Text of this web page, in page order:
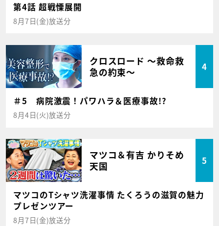
第4話 超戦慄展開
8月7日(金)放送分
クロスロード ～救命救
急の約束～
4
＃5 病院激震！パワハラ＆医療事故!?
8月4日(火)放送分
マツコ＆有吉 かりそめ
天国
5
マツコのTシャツ洗濯事情 たくろうの滋賀の魅力
プレゼンツアー
8月7日(金)放送分